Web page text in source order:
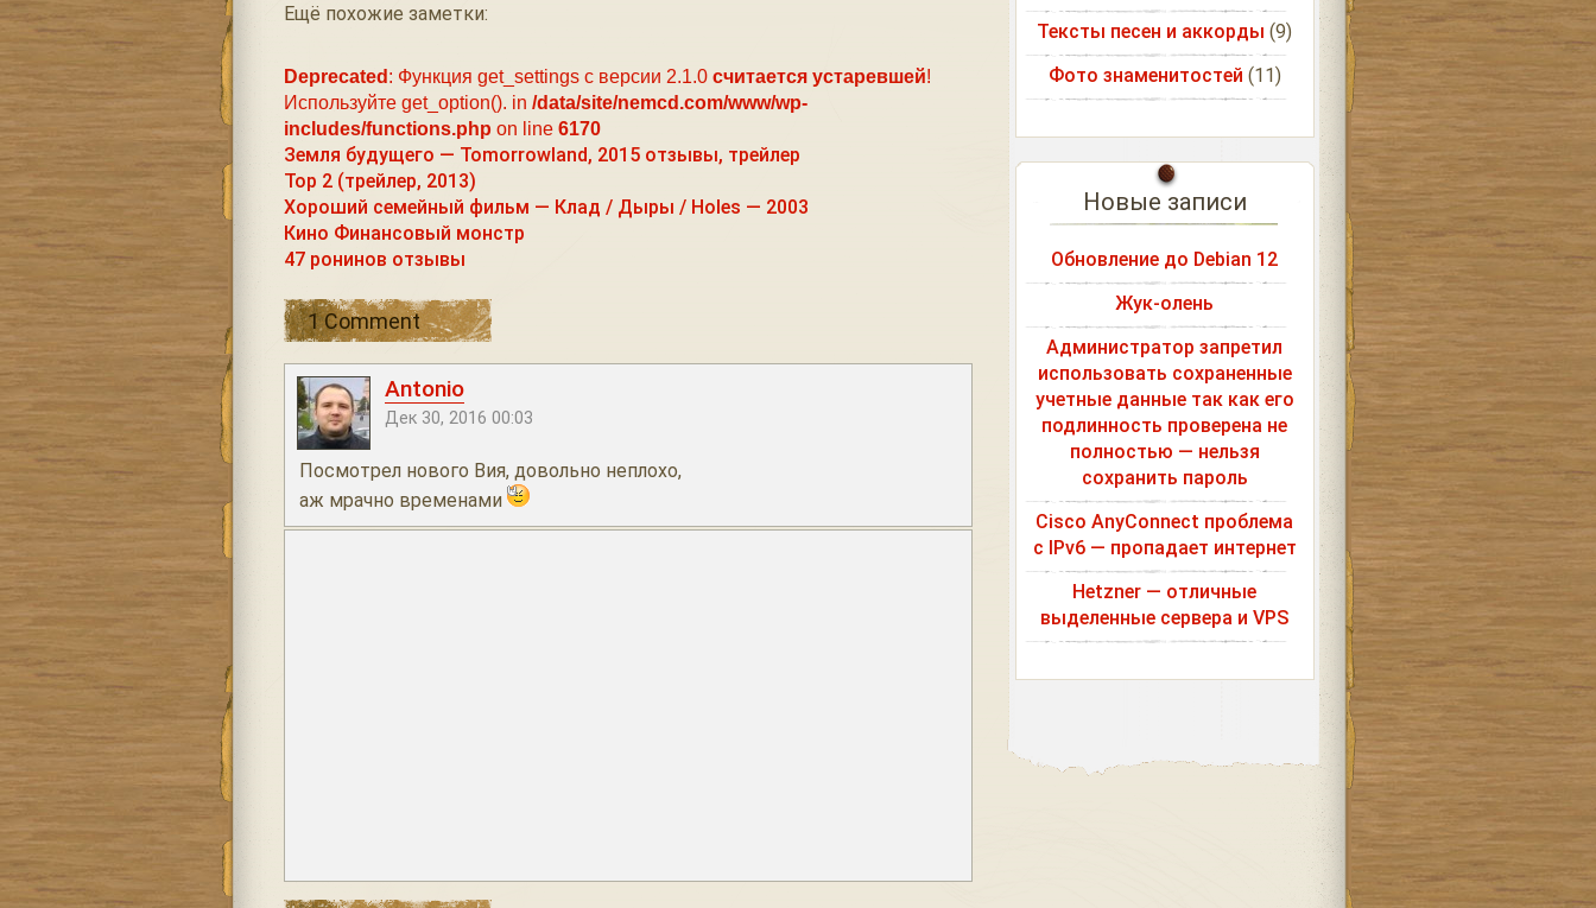
Ещё похожие заметки:
Deprecated : Функция get_settings с версии 2.1.0 считается устаревшей!
Используйте get_option(). in /data/site/nemcd.com/www/wp-
includes/functions.php on line 6170
Земля будущего — Tomorrowland, 2015 отзывы, трейлер
Тор 2 (трейлер, 2013)
Хороший семейный фильм — Клад / Дыры / Holes — 2003
Кино Финансовый монстр
47 ронинов отзывы
1 Comment
Antonio
Дек 30, 2016 00:03
Посмотрел нового Вия, довольно неплохо,
аж мрачно временами
Тексты песен и аккорды (9)
Фото знаменитостей (11)
Новые записи
Обновление до Debian 12
Жук-олень
Администратор запретил
использовать сохраненные
учетные данные так как его
подлинность проверена не
полностью — нельзя
сохранить пароль
Cisco AnyConnect проблема
с IPv6 — пропадает интернет
Hetzner — отличные
выделенные сервера и VPS